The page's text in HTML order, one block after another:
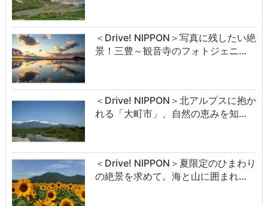
＜Drive! NIPPON＞写真に残したい絶
景！三豊～観音寺のフォトジェニ…
＜Drive! NIPPON＞北アルプスに抱か
れる「大町市」、自然の恵みを知…
＜Drive! NIPPON＞夏限定のひまわり
の絶景を求めて。海と山に囲まれ…